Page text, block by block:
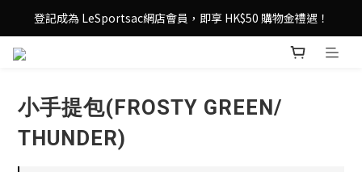
登記成為 LeSportsac網店會員，即享 HK$50 購物金禮遇！
登記成為 LeSportsac網店會員，即享 HK$50 購物金禮遇！
滿 $800尊享港澳免費送貨，購物從此更輕鬆自在！
小手提包(FROSTY GREEN/
THUNDER)